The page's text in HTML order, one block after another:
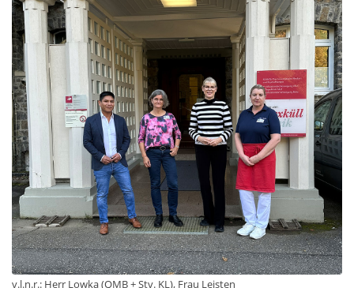
v.l.n.r.: Herr Lowka (QMB + Stv. KL), Frau Leisten